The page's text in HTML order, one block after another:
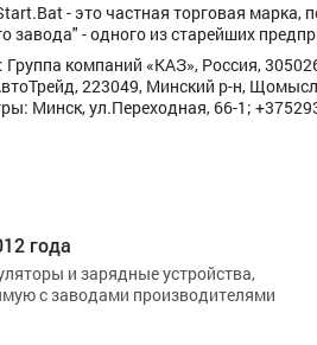
- это частная торговая марка,
завода" - одного из старейших
компаний «КАЗ», Россия,
223049, Минский р-н,
Минск, ул.Переходная, 66-1;
года
и зарядные устройства,
с заводами производителями